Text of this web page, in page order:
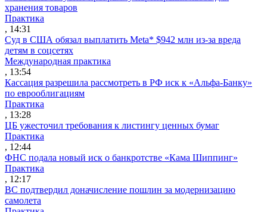
хранения товаров
Практика
, 14:31
Суд в США обязал выплатить Meta* $942 млн из-за вреда
детям в соцсетях
Международная практика
, 13:54
Кассация разрешила рассмотреть в РФ иск к «Альфа-Банку»
по еврооблигациям
Практика
, 13:28
ЦБ ужесточил требования к листингу ценных бумаг
Практика
, 12:44
ФНС подала новый иск о банкротстве «Кама Шиппинг»
Практика
, 12:17
ВС подтвердил доначисление пошлин за модернизацию
самолета